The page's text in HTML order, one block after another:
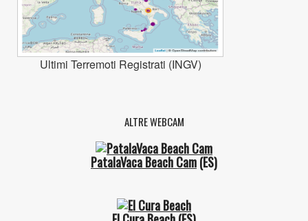
Ultimi Terremoti Registrati (INGV)
ALTRE WEBCAM
PatalaVaca Beach Cam(ES)